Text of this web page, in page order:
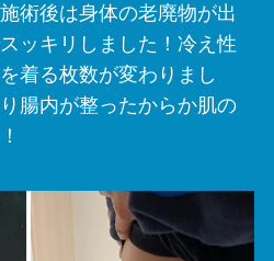
術後は身体の老廃物が出
ッキリしました！冷え性
着る枚数が変わりまし
腸内が整ったからか肌の